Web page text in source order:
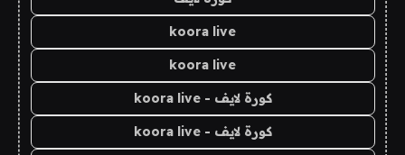
koora live
koora live
كورة لايف - koora live
كورة لايف - koora live